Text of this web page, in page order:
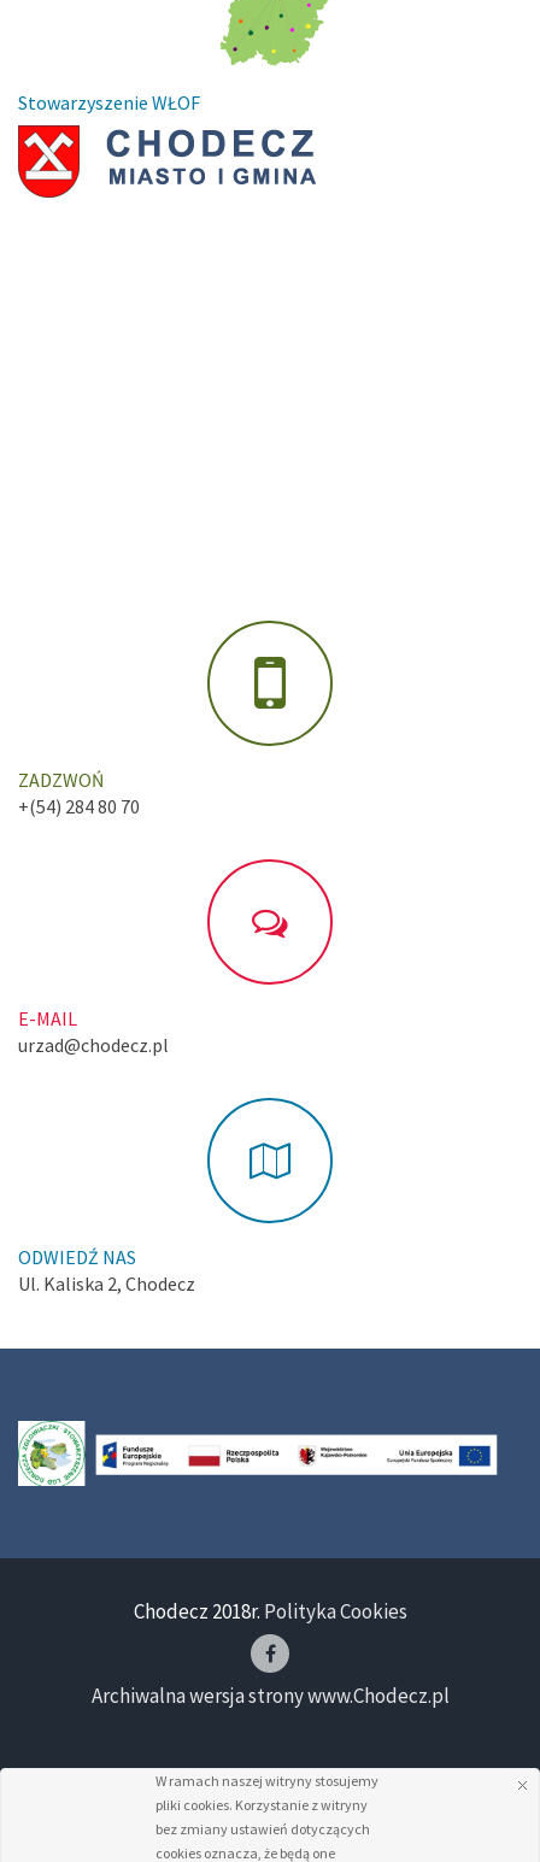
Stowarzyszenie WŁOF
ZADZWOŃ
+(54) 284 80 70
E-MAIL
urzad@chodecz.pl
ODWIEDŹ NAS
Ul. Kaliska 2, Chodecz
Chodecz 2018r. Polityka Cookies
Archiwalna wersja strony www.Chodecz.pl
W ramach naszej witryny stosujemy
pliki cookies. Korzystanie z witryny
bez zmiany ustawień dotyczących
cookies oznacza, że będą one